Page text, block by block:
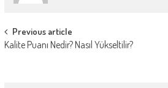
Post
navigation
Previous article
Kalite Puanı Nedir? Nasıl Yükseltilir?